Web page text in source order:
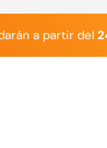
a partir del